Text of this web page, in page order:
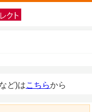
ど)はこちらから